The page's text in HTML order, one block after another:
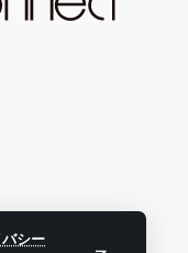
シー